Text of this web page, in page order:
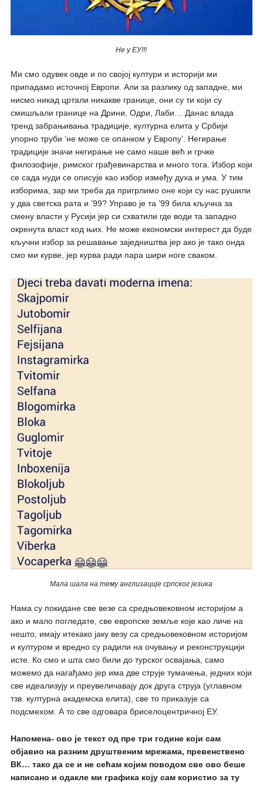
Не у ЕУ!!!
Ми смо одувек овде и по својој култури и историји ми
припадамо источној Европи. Али за разлику од западне, ми
нисмо никад цртали никакве границе, они су ти који су
смишљали границе на Дрини, Одри, Лаби… Данас влада
тренд забрањивања традиције, културна елита у Србији
упорно труби ‘не може се опанком у Европу’. Негирање
традиције значи негирање не само наше већ и грчке
филозофије, римског грађевинарства и много тога. Избор који
се сада нуди се описује као избор између духа и ума. У тим
изборима, зар ми треба да пригрлимо оне који су нас рушили
у два светска рата и ’99? Управо је та ’99 била кључна за
смену власти у Русији јер си схватили где води та западно
окренута власт код њих. Не може економски интерест да буде
кључни избор за решавање заједништва јер ако је тако онда
смо ми курве, јер курва ради пара шири ноге сваком.
Мала шала на тему англизације српског језика
Нама су покидане све везе са средњовековном историјом а
ако и мало погледате, све европске земље које као личе на
нешто, имају итекако јаку везу са средњовековном историјом
и културом и вредно су радили на очувању и реконструкцији
исте. Ко смо и шта смо били до турског освајања, само
можемо да нагађамо јер има две струје тумачења, једних који
све идеализују и преувеличавају док друга струја (углавном
тзв. културна академска елита), све то приказује са
подсмехом. А то све одговара бриселоцентричној ЕУ.
Напомена- ово је текст од пре три године који сам
објавио на разним друштвеним мрежама, превенствено
ВК… тако да се и не сећам којим поводом све ово беше
написано и одакле ми графика коју сам користио за ту